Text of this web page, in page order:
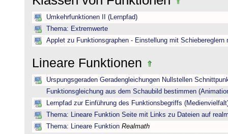
Umkehrfunktionen II (Lernpfad)
Thema: Extremwerte
Applet zu Funktionsgraphen - Einstellung mit Schiebereglern
Lineare Funktionen
Urspungsgeraden Geradengleichungen Nullstellen
Funktionsgleichung aus dem Schaubild bestimmen
Lernpfad zur Einführung des Funktionsbegriffs
Thema: Lineare Funktion Seite mit Links zu Dateien auf
Thema: Lineare Funktion Realmath